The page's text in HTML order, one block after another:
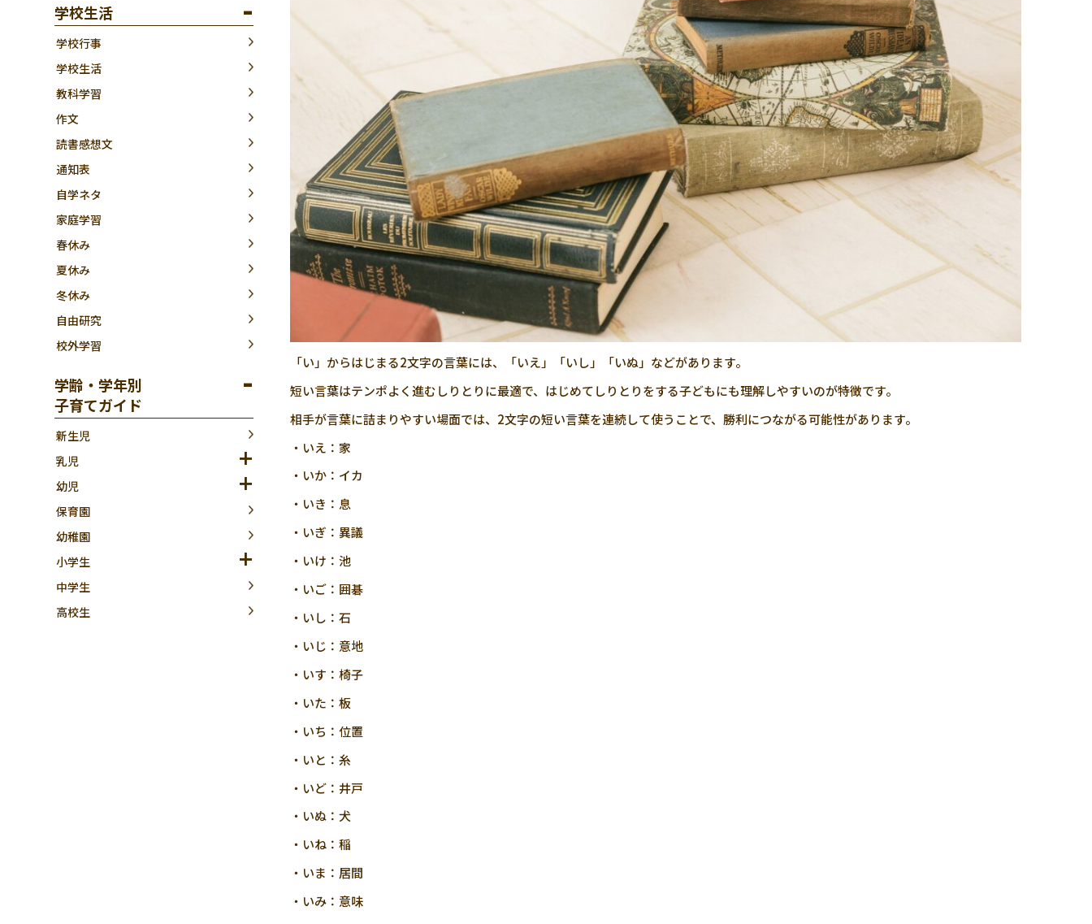
学校生活
学校行事
学校生活
教科学習
作文
読書感想文
通知表
自学ネタ
家庭学習
春休み
夏休み
冬休み
自由研究
校外学習
学齢・学年別
子育てガイド
新生児
乳児
幼児
保育園
幼稚園
小学生
中学生
高校生
「い」からはじまる2文字の言葉には、「いえ」「いし」「いぬ」などがあります。
短い言葉はテンポよく進むしりとりに最適で、はじめてしりとりをする子どもにも理解しやすいのが特徴です。
相手が言葉に詰まりやすい場面では、2文字の短い言葉を連続して使うことで、勝利につながる可能性があります。
・いえ：家
・いか：イカ
・いき：息
・いぎ：異議
・いけ：池
・いご：囲碁
・いし：石
・いじ：意地
・いす：椅子
・いた：板
・いち：位置
・いと：糸
・いど：井戸
・いぬ：犬
・いね：稲
・いま：居間
・いみ：意味